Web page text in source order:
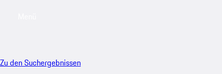
Zu den Suchergebnissen